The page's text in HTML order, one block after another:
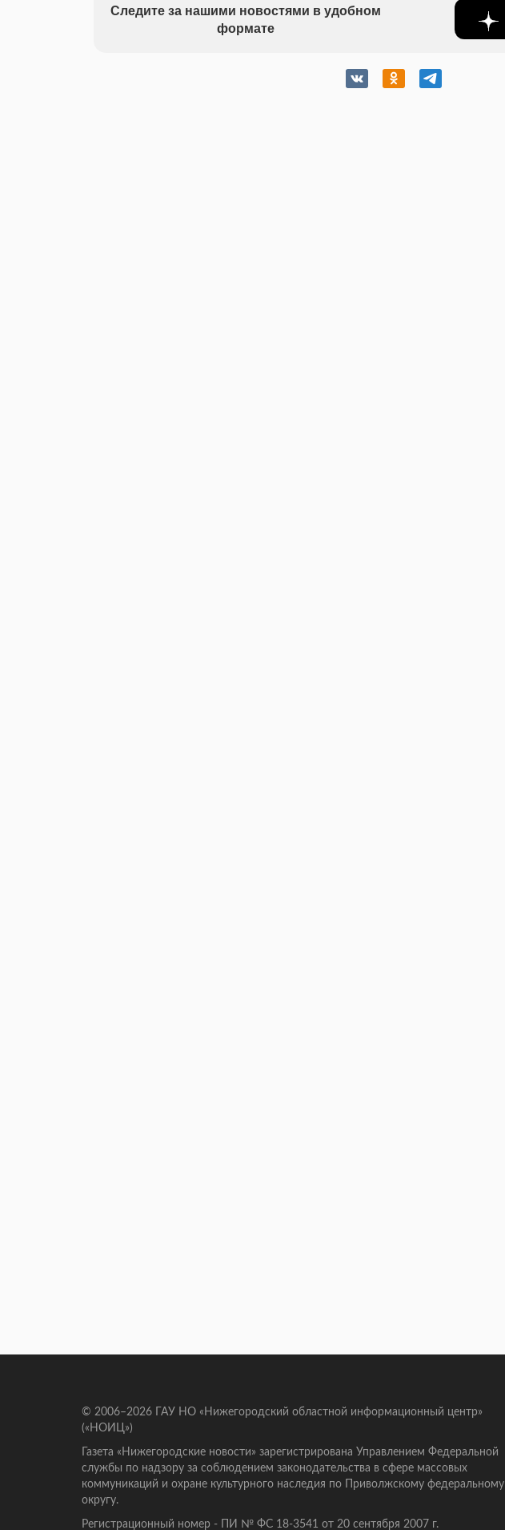
Следите за нашими новостями в удобном
формате
© 2006–2026 ГАУ НО «Нижегородский областной информационный центр»
(«НОИЦ»)
Газета «Нижегородские новости» зарегистрирована Управлением Федеральной
службы по надзору за соблюдением законодательства в сфере массовых
коммуникаций и охране культурного наследия по Приволжскому федеральному
округу.
Регистрационный номер - ПИ № ФС 18-3541 от 20 сентября 2007 г.